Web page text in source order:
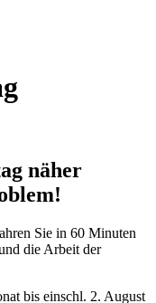
näher
Sie in 60 Minuten
die Arbeit der
bis einschl. 2. August